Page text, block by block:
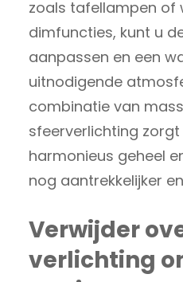
zoals tafellampen of
dimfuncties, kunt u
aanpassen en een
uitnodigende
combinatie van
sfeerverlichting
harmonieus geheel
nog aantrekkelijker
Verwijder
verlichting